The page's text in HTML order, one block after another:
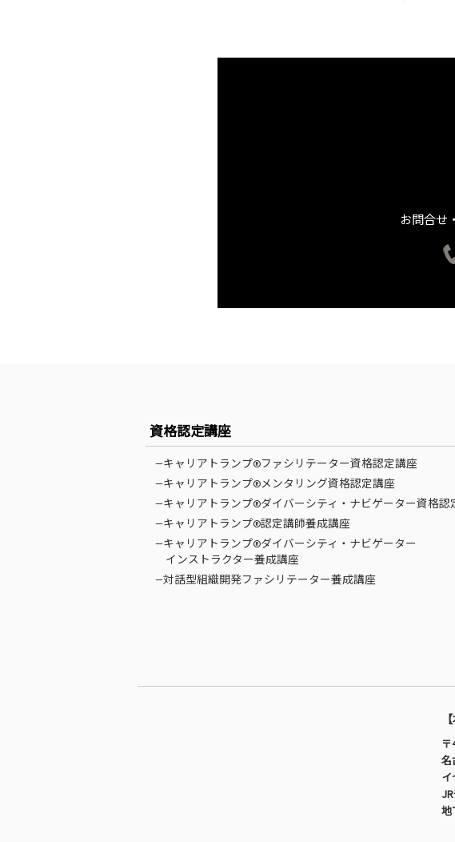
お問合せ
資格認定講座
—キャリアトランプ®ファシリテーター資格認定講座
—キャリアトランプ®メンタリング資格認定講座
—キャリアトランプ®ダイバーシティ・ナビゲーター資格認
—キャリアトランプ®認定講師養成講座
—キャリアトランプ®ダイバーシティ・ナビゲーター
インストラクター養成講座
—対話型組織開発ファシリテーター養成講座
名
イ
地